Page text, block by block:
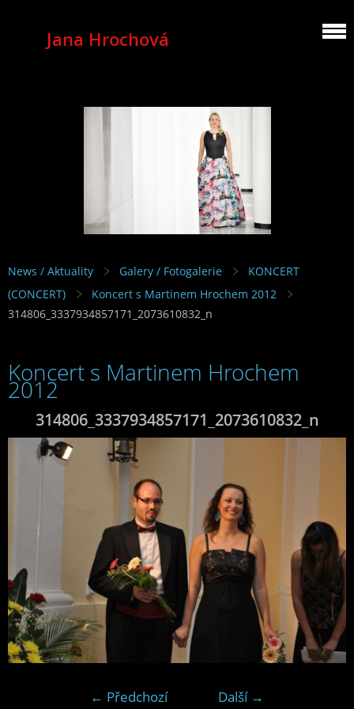
Jana Hrochová
MEZZOSOPRANO
News / Aktuality Galery / Fotogalerie
KONCERT
(CONCERT)
Koncert s Martinem Hrochem 2012
314806_3337934857171_2073610832_n
Koncert s Martinem Hrochem
2012
314806_3337934857171_2073610832_n
← Předchozí
Další →